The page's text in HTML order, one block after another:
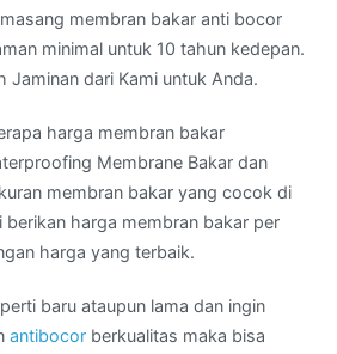
membran bakar anti bocor
minimal untuk 10 tahun kedepan.
Jaminan dari Kami untuk Anda.
harga membran bakar
Membrane Bakar dan
membran bakar yang cocok di
berikan harga membran bakar per
harga yang terbaik.
baru ataupun lama dan ingin
antibocor berkualitas maka bisa